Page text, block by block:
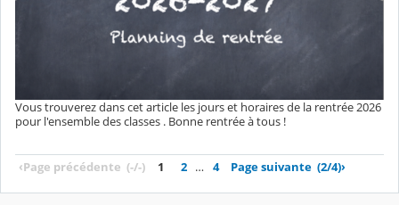
Vous trouverez dans cet article les jours et horaires de la rentrée 2026
pour l'ensemble des classes . Bonne rentrée à tous !
‹Page précédente (-/-) 1 2 … 4 Page suivante (2/4)›